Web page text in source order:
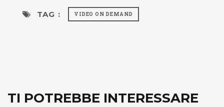
TAG : VIDEO ON DEMAND
TI POTREBBE INTERESSARE